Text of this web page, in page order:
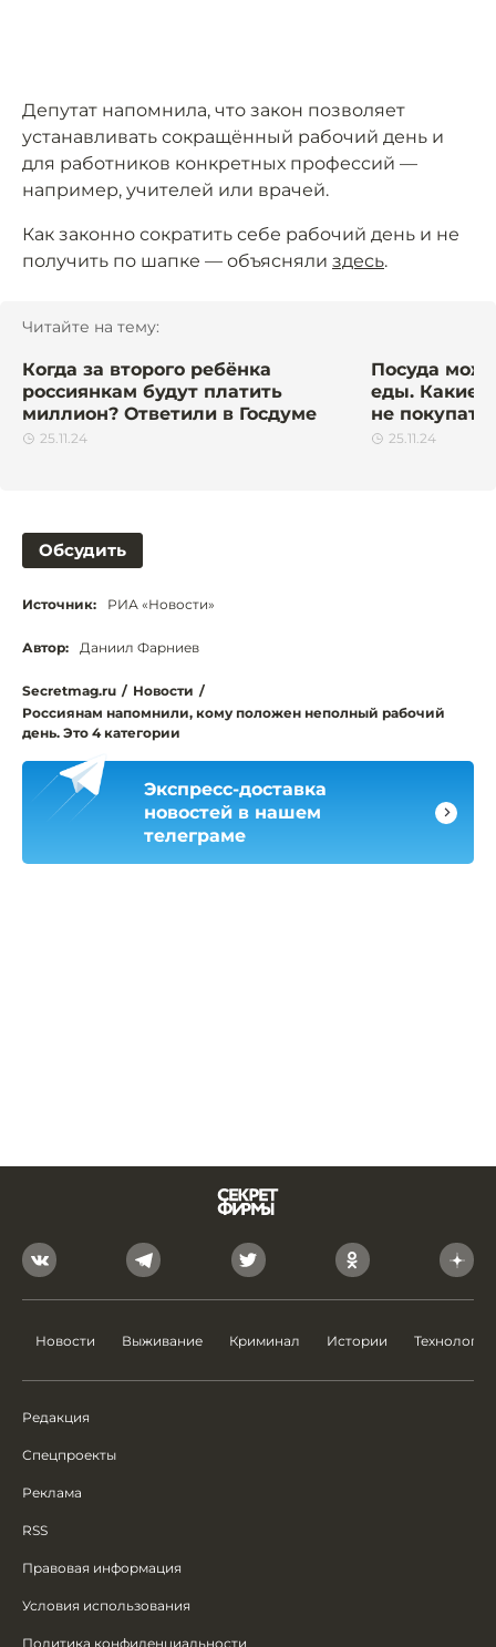
Депутат напомнила, что закон позволяет
устанавливать сокращённый рабочий день и
для работников конкретных профессий —
например, учителей или врачей.
Как законно сократить себе рабочий день и не
получить по шапке — объясняли здесь.
Читайте на тему:
Когда за второго ребёнка
россиянкам будут платить
миллион? Ответили в Госдуме
25.11.24
Посуда
еды. Какие
не покупать
25.11.24
Обсудить
Источник: РИА «Новости»
Автор: Даниил Фарниев
Secretmag.ru / Новости /
Россиянам напомнили, кому положен неполный рабочий
день. Это 4 категории
Экспресс-доставка
новостей в нашем
телеграме
Новости Выживание Криминал Истории Технологии
Редакция
Спецпроекты
Реклама
RSS
Правовая информация
Условия использования
Политика конфиденциальности